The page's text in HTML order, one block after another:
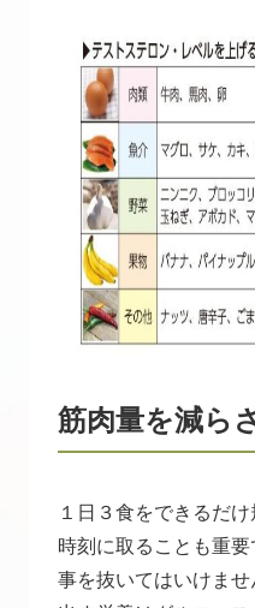
筋肉量を減ら
１日３食をできるだ
時刻に取ることも重
事を抜いてはいけま